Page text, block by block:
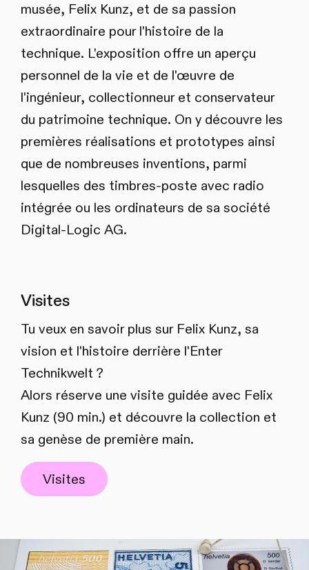
musée, Felix Kunz, et de sa passion
extraordinaire pour l'histoire de la
technique. L'exposition offre un aperçu
personnel de la vie et de l'œuvre de
l'ingénieur, collectionneur et conservateur
du patrimoine technique. On y découvre les
premières réalisations et prototypes ainsi
que de nombreuses inventions, parmi
lesquelles des timbres‑poste avec radio
intégrée ou les ordinateurs de sa société
Digital‑Logic AG.
Visites
Tu veux en savoir plus sur Felix Kunz, sa
vision et l'histoire derrière l'Enter
Technikwelt ?
Alors réserve une visite guidée avec Felix
Kunz (90 min.) et découvre la collection et
sa genèse de première main.
Visites